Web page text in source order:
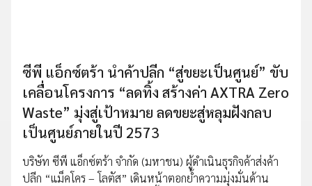
ซีพี แอ็กซ์ตร้า นำค้าปลีก “สู่ขยะเป็นศูนย์” ขับ
เคลื่อนโครงการ “ลดทิ้ง สร้างค่า AXTRA Zero
Waste” มุ่งสู่เป้าหมาย ลดขยะสู่หลุมฝังกลบ
เป็นศูนย์ภายในปี 2573
บริษัท ซีพี แอ็กซ์ตร้า จำกัด (มหาชน) ผู้ดำเนินธุรกิจค้าส่งค้า
ปลีก “แม็คโคร – โลตัส” เดินหน้าตอกย้ำความมุ่งมั่นด้าน